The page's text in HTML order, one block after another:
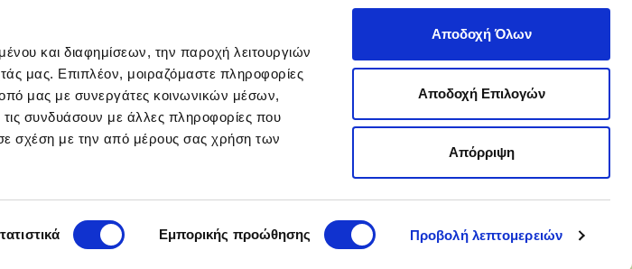
και διαφημίσεων, την παροχή λειτουργιών
μας. Επιπλέον, μοιραζόμαστε πληροφορίες
μας με συνεργάτες κοινωνικών μέσων,
συνδυάσουν με άλλες πληροφορίες που
σχέση με την από μέρους σας χρήση των
Εμπορικής προώθησης Προβολή λεπτομερειών
Αποδοχή Όλων
Αποδοχή Επιλογών
Απόρριψη
στην Ελλάδα για παραγγελίες άνω των 55€.
Instagram
Youtube
Tiktok
ΧΡΕΙΑΖΕΣΤΕ ΒΟΗΘΕΙΑ;
Επικοινωνήστε μαζί μας καθημερινά 9 π.μ με 9 μ.μ.
ή με email στο info@sakellaris.gr
Καταστήματα
Designed and developed by